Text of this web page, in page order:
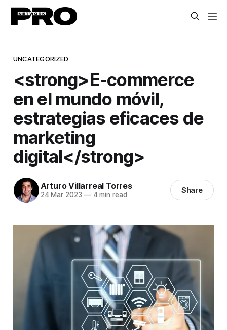
UNCATEGORIZED
<strong>E-commerce
en el mundo móvil,
estrategias eficaces de
marketing
digital</strong>
Arturo Villarreal Torres
24 Mar 2023 —4 min read Share